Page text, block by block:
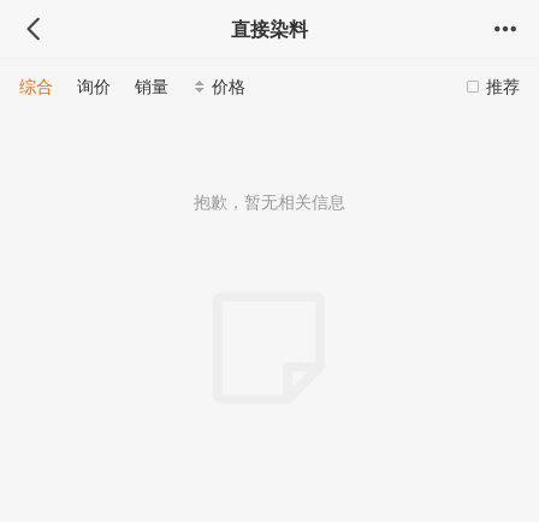
直接染料
推荐
综合 询价 销量 价格
抱歉，暂无相关信息